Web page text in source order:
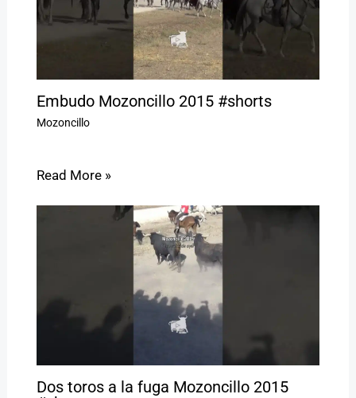
Embudo Mozoncillo 2015 #shorts
Mozoncillo
Read More »
Dos toros a la fuga Mozoncillo 2015